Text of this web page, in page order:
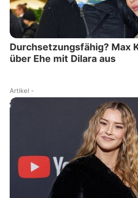
Durchsetzungsfähig? Max
über Ehe mit Dilara aus
Artikel -